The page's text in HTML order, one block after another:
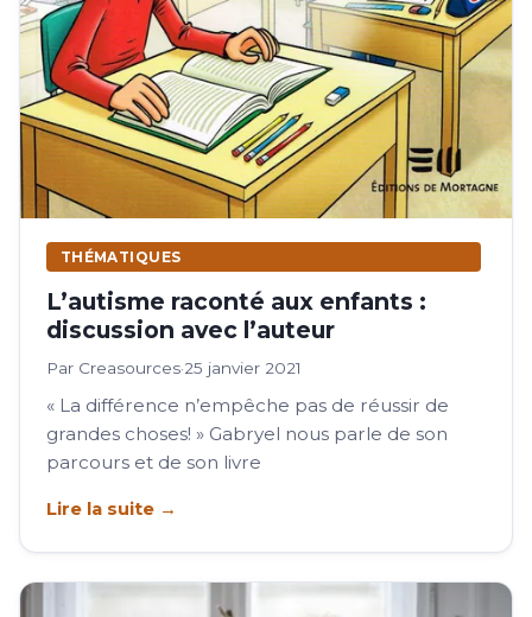
THÉMATIQUES
L’autisme raconté aux enfants :
discussion avec l’auteur
Par Creasources·25 janvier 2021
« La différence n’empêche pas de réussir de
grandes choses! » Gabryel nous parle de son
parcours et de son livre
Lire la suite →